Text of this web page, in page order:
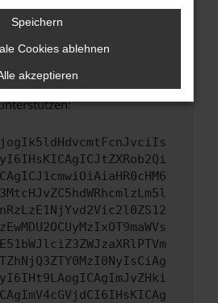
den Webseitenbetreiber.
genannten Schritte versucht
uns bitte. Wir werden
zu beheben. Du kannst
um uns bei der
Speichern
Cookies ablehnen
akzeptieren